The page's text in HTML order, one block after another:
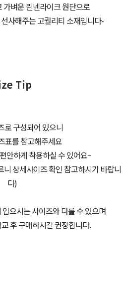
가벼운 린넨라이크 원단으로
사해주는 고퀄리티 소재입니다-
Tip
로 구성되어 있으니
표를 참고해주세요
안하게 착용하실 수 있어요~
상세사이즈 확인 참고하시기 바랍니
다)
으시는 사이즈와 다를 수 있으며
후 구매하시길 권장합니다.